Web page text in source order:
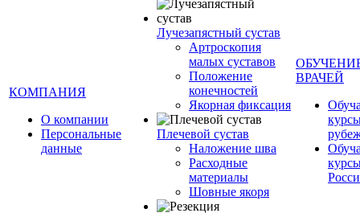
КОМПАНИЯ
О компании
Персональные
данные
Лучезапястный сустав
Артроскопия
малых суставов
Положение
конечностей
Якорная фиксация
Плечевой сустав
Наложение шва
Расходные
материалы
Шовные якоря
ВРАЧЕЙ